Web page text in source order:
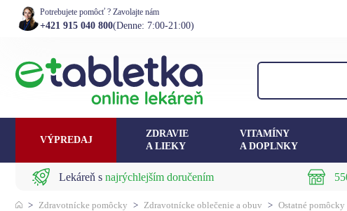
Potrebujete pomôcť ? Zavolajte nám
+421 915 040 800(Denne: 7:00-21:00)
VÝPREDAJ
ZDRAVIE
A LIEKY
VITAMÍNY
A DOPLNKY
Lekáreň snajrýchlejším doručením
> Zdravotnícke pomôcky > Zdravotnícke oblečenie a obuv > Ostatné pomôcky